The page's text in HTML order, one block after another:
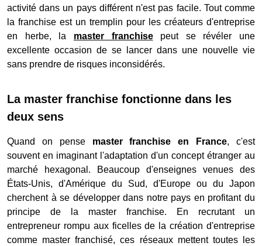
activité dans un pays différent n'est pas facile. Tout comme
la franchise est un tremplin pour les créateurs d'entreprise
en herbe, la master franchisepeut se révéler une
excellente occasion de se lancer dans une nouvelle vie
sans prendre de risques inconsidérés.
La master franchise fonctionne dans les
deux sens
Quand on pense master franchise en France, c'est
souvent en imaginant l'adaptation d'un concept étranger au
marché hexagonal. Beaucoup d'enseignes venues des
États-Unis, d'Amérique du Sud, d'Europe ou du Japon
cherchent à se développer dans notre pays en profitant du
principe de la master franchise. En recrutant un
entrepreneur rompu aux ficelles de la création d'entreprise
comme master franchisé, ces réseaux mettent toutes les